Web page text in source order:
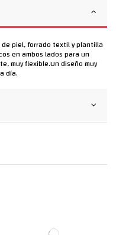
piel, forrado textil y plantilla
en ambos lados para un
muy flexible.Un diseño muy
día.